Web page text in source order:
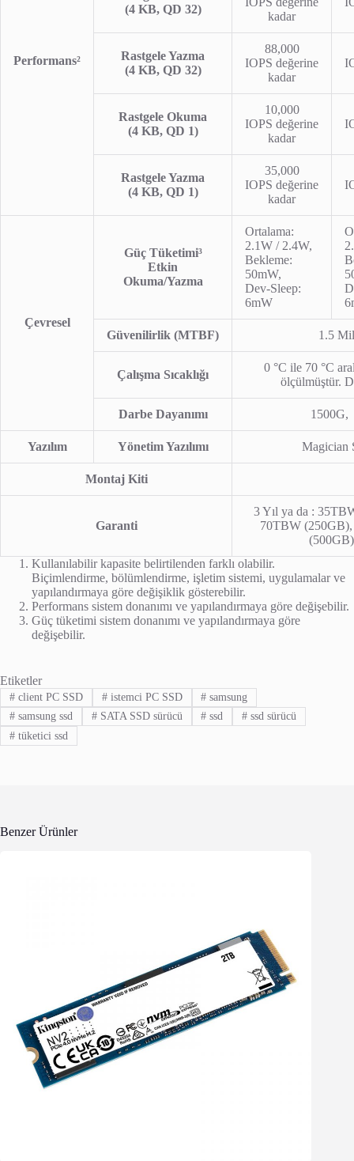
Performans²
(4 KB, QD 32)
kadar
Rastgele Yazma
(4 KB, QD 32)
88,000
IOPS değerine
kadar
Rastgele Okuma
(4 KB, QD 1)
10,000
IOPS değerine
kadar
Rastgele Yazma
(4 KB, QD 1)
35,000
IOPS değerine
kadar
Çevresel
Güç Tüketimi³
Etkin
Okuma/Yazma
Ortalama:
2.1W / 2.4W,
Bekleme:
50mW,
Dev-Sleep:
6mW
Güvenilirlik (MTBF) 1.5
Çalışma Sıcaklığı
0 °C ile 70 °C
ölçülmüştür.
Darbe Dayanımı 1500G,
Yazılım Yönetim Yazılımı Magician
Montaj Kiti
Garanti
3 Yıl ya da :
70TBW
(500GB)
Kullanılabilir kapasite belirtilenden farklı olabilir.
Biçimlendirme, bölümlendirme, işletim sistemi, uygulamalar ve
yapılandırmaya göre değişiklik gösterebilir.
Performans sistem donanımı ve yapılandırmaya göre değişebilir.
Güç tüketimi sistem donanımı ve yapılandırmaya göre
değişebilir.
Etiketler
#client PC SSD #istemci PC SSD # samsung
#samsung ssd #SATA SSD sürücü # ssd # ssd sürücü
#tüketici ssd
Benzer Ürünler